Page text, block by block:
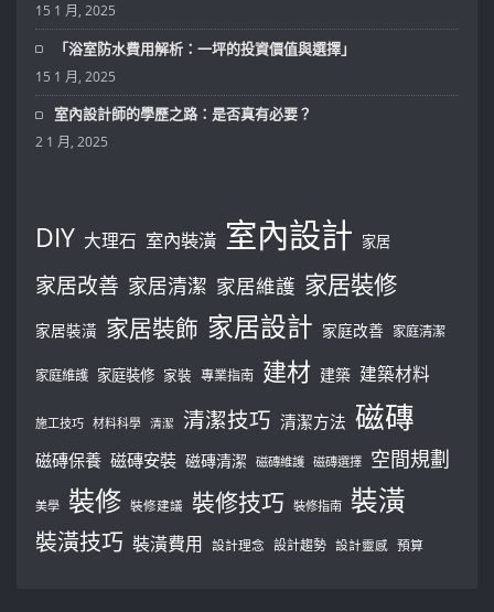
15 1 月, 2025
「浴室防水費用解析：一坪的投資價值與選擇」
15 1 月, 2025
室內設計師的學歷之路：是否真有必要？
2 1 月, 2025
DIY 大理石 室內裝潢 室內設計 家居
家居改善 家居清潔 家居維護 家居裝修
家居裝潢 家居裝飾 家居設計 家庭改善 家庭清潔
家庭維護 家庭裝修 家裝 專業指南 建材 建築 建築材料
施工技巧 材料科學 清潔 清潔技巧 清潔方法 磁磚
磁磚保養 磁磚安裝 磁磚清潔 磁磚維護 磁磚選擇 空間規劃
美學 裝修 裝修建議 裝修技巧 裝修指南 裝潢
裝潢技巧 裝潢費用 設計理念 設計趨勢 設計靈感 預算